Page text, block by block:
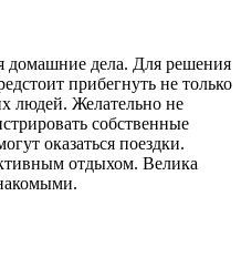
домашние дела. Для решения
прибегнуть не только
людей. Желательно не
собственные
оказаться поездки.
отдыхом. Велика